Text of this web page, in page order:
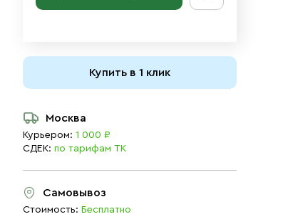
Купить в 1 клик
Москва
Курьером: 1 000 ₽
СДЕК: по тарифам ТК
Самовывоз
Стоимость: Бесплатно